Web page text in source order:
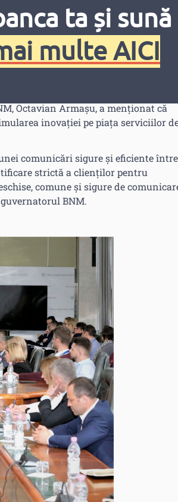
ta și
multe AICI
Businessului European
a conceptului de „open
presupune deschiderea
precum și necesitatea
interfaces).
Octavian Armașu, a menționat că
inovației pe piața serviciilor
comunicări sigure și eficiente între
strictă a clienților pentru
comune şi sigure de
BNM.